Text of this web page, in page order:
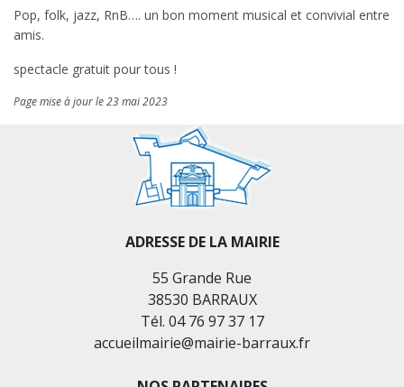
Pop, folk, jazz, RnB…. un bon moment musical et convivial entre
amis.
spectacle gratuit pour tous !
Page mise à jour le 23 mai 2023
ADRESSE DE LA MAIRIE
55 Grande Rue
38530 BARRAUX
Tél. 04 76 97 37 17
accueilmairie@mairie-barraux.fr